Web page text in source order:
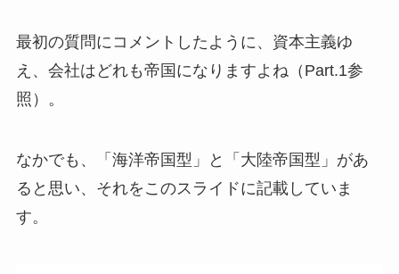
最初の質問にコメントしたように、資本主義ゆ
え、会社はどれも帝国になりますよね（Part.1参
照）。
なかでも、「海洋帝国型」と「大陸帝国型」があ
ると思い、それをこのスライドに記載していま
す。